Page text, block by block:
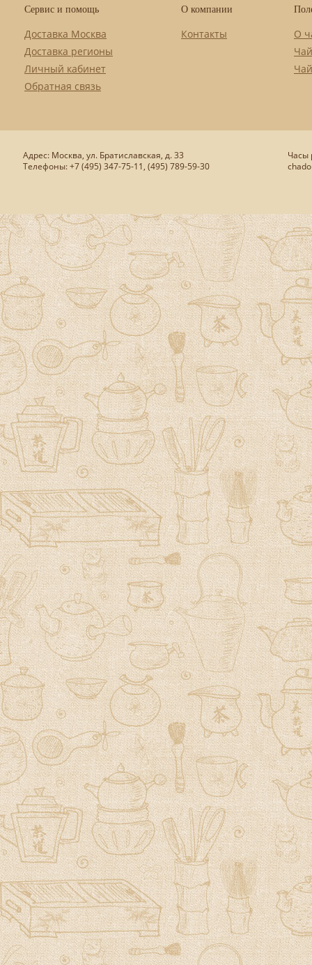
Сервис и помощь
Доставка Москва
Доставка регионы
Личный кабинет
Обратная связь
О компании
Контакты
О
Адрес: Москва, ул. Братиславская, д. 33
Телефоны: +7 (495) 347-75-11, (495) 789-59-30
Часы